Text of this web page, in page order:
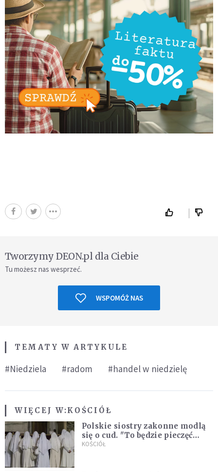
Tworzymy DEON.pl dla Ciebie
Tu możesz nas wesprzeć.
WSPOMÓŻ NAS
TEMATY W ARTYKULE
#Niedziela #radom #handel w niedzielę
WIĘCEJ W:KOŚCIÓŁ
Polskie siostry zakonne modlą
się o cud. "To będzie pieczęć
Pana Boga dla naszej wiary"
KOŚCIÓŁ